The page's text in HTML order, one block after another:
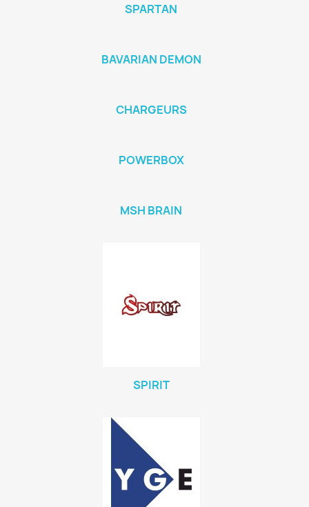
SPARTAN
BAVARIAN DEMON
CHARGEURS
POWERBOX
MSH BRAIN
SPIRIT